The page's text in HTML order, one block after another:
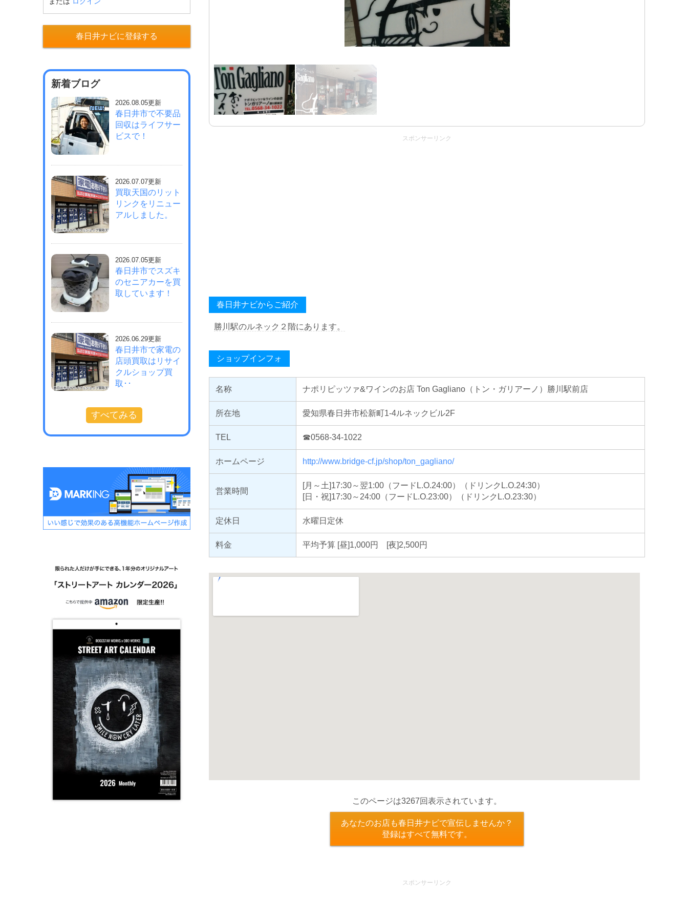
スポンサーリンク
春日井ナビからご紹介
勝川駅のルネック２階にあります。
ショップインフォ
名称 ナポリピッツァ&ワインのお店 Ton Gagliano（トン・ガリアーノ）勝川駅前店
所在地 愛知県春日井市松新町1-4ルネックビル2F
TEL ☎0568-34-1022
ホームページ http://www.bridge-cf.jp/shop/ton_gagliano/
営業時間
[月～土]17:30～翌1:00（フードL.O.24:00）（ドリンクL.O.24:30）
[日・祝]17:30～24:00（フードL.O.23:00）（ドリンクL.O.23:30）
定休日 水曜日定休
料金 平均予算 [昼]1,000円 [夜]2,500円
このページは3267回表示されています。
あなたのお店も春日井ナビで宣伝しませんか？
登録はすべて無料です。
スポンサーリンク
春日井ナビに登録する
新着ブログ
2026.08.05更新
春日井市で不要品
回収はライフサー
ビスで！
2026.07.07更新
買取天国のリット
リンクをリニュー
アルしました。
2026.07.05更新
春日井市でスズキ
のセニアカーを買
取しています！
2026.06.29更新
春日井市で家電の
店頭買取はリサイ
クルショップ買
取･･
すべてみる